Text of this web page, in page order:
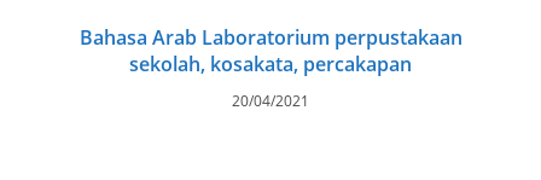
Bahasa Arab Laboratorium perpustakaan
sekolah, kosakata, percakapan
20/04/2021